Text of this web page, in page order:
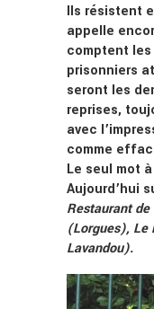
Ils résistent
appelle
comptent les
prisonniers
seront les
reprises,
avec
comme
Le seul mot
Aujourd’hui
Restaurant
(Lorgues),
Lavandou).